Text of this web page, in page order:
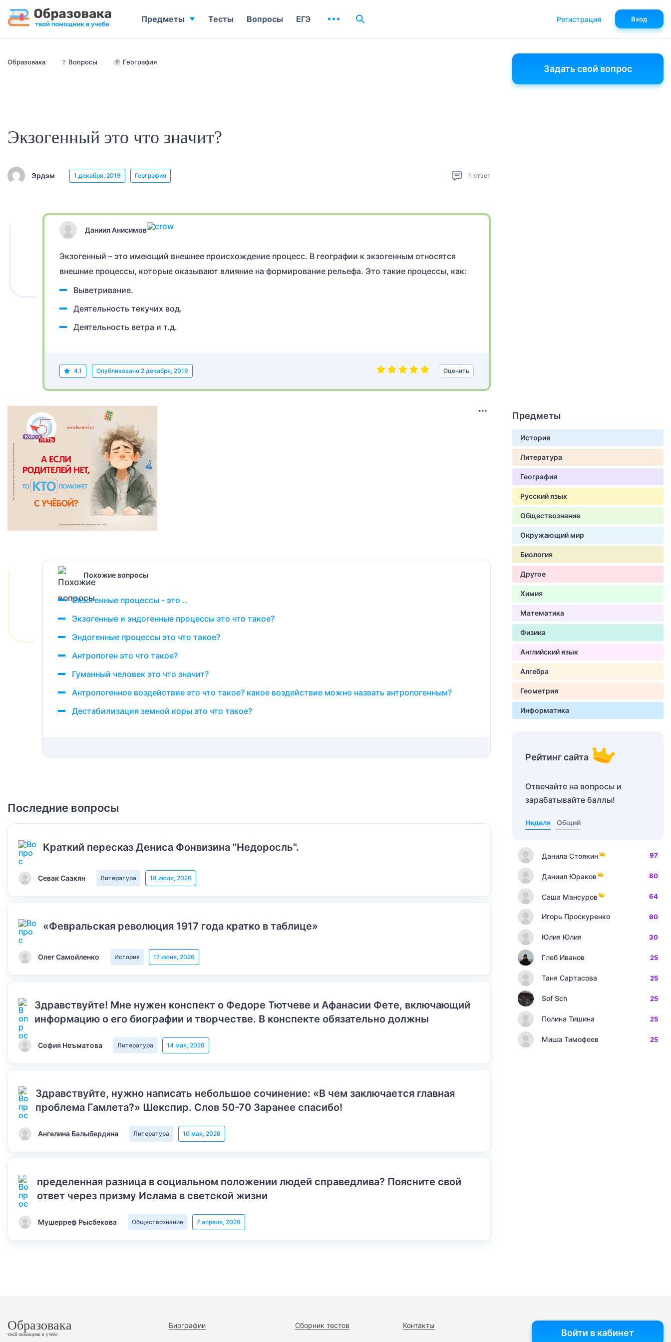
Образовака ❓ Вопросы 🌍 География
Экзогенный это что значит?
Эрдэм 1 декабря, 2019 География 1 ответ
Даниил Анисимов
Экзогенный – это имеющий внешнее происхождение процесс. В географии к экзогенным относятся
внешние процессы, которые оказывают влияние на формирование рельефа. Это такие процессы, как:
Выветривание.
Деятельность текучих вод.
Деятельность ветра и т.д.
4.1 Опубликовано 2 декабря, 2019 Оценить
Похожие вопросы
Экзогенные процессы - это ..
Экзогенные и эндогенные процессы это что такое?
Эндогенные процессы это что такое?
Антропоген это что такое?
Гуманный человек это что значит?
Антропогенное воздействие это что такое? какое воздействие можно назвать антропогенным?
Дестабилизация земной коры это что такое?
Последние вопросы
Краткий пересказ Дениса Фонвизина "Недоросль".
Севак Саакян Литература 18 июля, 2026
«Февральская революция 1917 года кратко в таблице»
Олег Самойленко История 17 июня, 2026
Здравствуйте! Мне нужен конспект о Федоре Тютчеве и Афанасии Фете, включающий
информацию о его биографии и творчестве. В конспекте обязательно должны
София Неъматова Литература 14 мая, 2026
Здравствуйте, нужно написать небольшое сочинение: «В чем заключается главная
проблема Гамлета?» Шекспир. Слов 50-70 Заранее спасибо!
Ангелина Балыбердина Литература 10 мая, 2026
пределенная разница в социальном положении людей справедлива? Поясните свой
ответ через призму Ислама в светской жизни
Мушерреф Рысбекова Обществознание 7 апреля, 2026
Задать свой вопрос
Предметы
История
Литература
География
Русский язык
Обществознание
Окружающий мир
Биология
Другое
Химия
Математика
Физика
Английский язык
Алгебра
Геометрия
Информатика
Рейтинг сайта
Отвечайте на вопросы и
зарабатывайте баллы!
Неделя Общий
Данила Стоякин 97
Даниил Юраков 80
Саша Мансуров 64
Игорь Проскуренко 60
Юлия Юлия 30
Глеб Иванов 25
Таня Сартасова 25
Sof Sch 25
Полина Тишина 25
Миша Тимофеев 25
Предметы Тесты Вопросы ЕГЭ Регистрация Вход
Образовака
твой помощник в учебе
Биографии Сборник тестов Контакты
Войти в кабинет